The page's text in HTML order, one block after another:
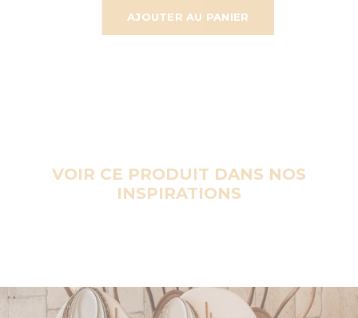
AJOUTER AU PANIER
VOIR CE PRODUIT DANS NOS
INSPIRATIONS